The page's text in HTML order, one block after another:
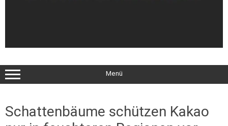
Menü
Schattenbäume schützen Kakao